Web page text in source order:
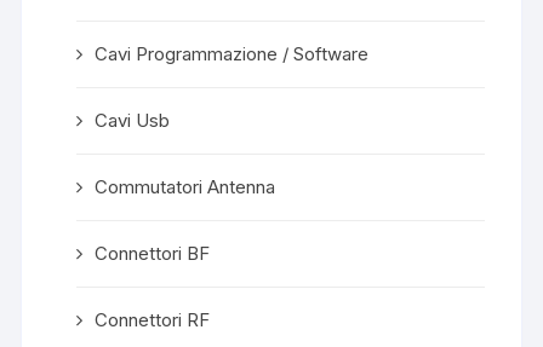
Cavi Programmazione / Software
Cavi Usb
Commutatori Antenna
Connettori BF
Connettori RF